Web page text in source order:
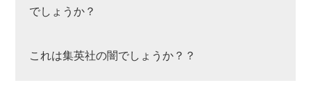
でしょうか？
これは集英社の闇でしょうか？？